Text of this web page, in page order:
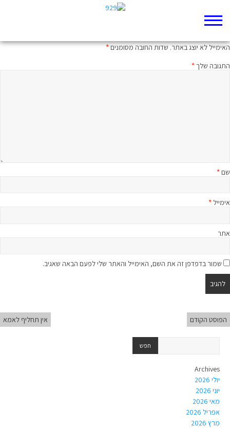
האימייל לא יוצג באתר.שדות החובה מסומנים*
התגובה שלך*
שם*
אימייל *
אתר
שמור בדפדפן זה את השם, האימייל והאתר שלי לפעם הבאה שאגיב.
הפוסט הקודם אין תחליף לאמא
Archives
יולי 2026
יוני 2026
מאי 2026
אפריל 2026
מרץ 2026